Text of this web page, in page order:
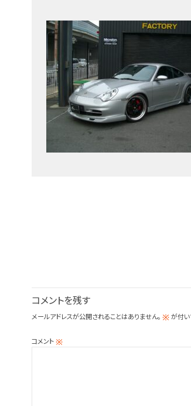
コメントを残す
メールアドレスが公開されることはありません。 ※が付い
コメント※